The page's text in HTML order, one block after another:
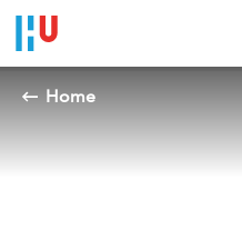
Spring naar pagina inhoud
Home